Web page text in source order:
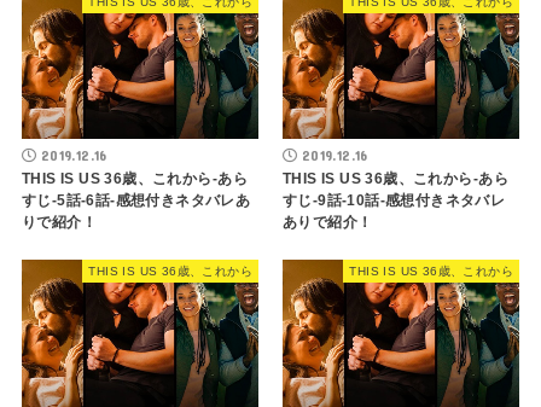
2019.12.16
THIS IS US 36歳、これから-あら
すじ-5話-6話-感想付きネタバレあ
りで紹介！
2019.12.16
THIS IS US 36歳、これから-あら
すじ-9話-10話-感想付きネタバレ
ありで紹介！
THIS IS US 36歳、これから THIS IS US 36歳、これから